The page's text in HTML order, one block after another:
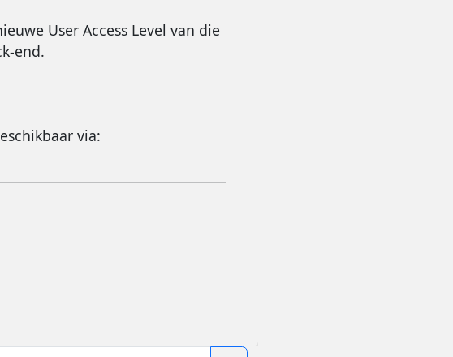
User Access Level van die
end.
via: